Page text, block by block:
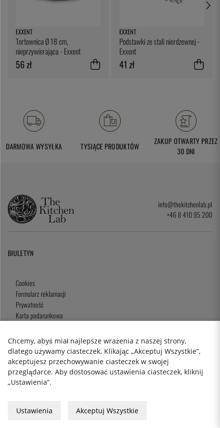
EXXENT
Tortownica Ø 18 cm,
nieprzywierająca - Exxent
56 zł
EXXENT
Podstawki ze stali nierdzewnej -
Exxent
41 zł
DARMOWA WYSYŁKA TYSIĄCE PRODUKTÓW
ZAKUP OTWARTY PRZEZ
30 DNI
info@thekitchenlab.pl
+46 8 410 95 200
BIULETYN
Cookies
Formularz reklamacji
Prywatność
Karta podarunkowa
2026 KitchenLab AB
Chcemy, abyś miał najlepsze wrażenia z naszej strony,
dlatego używamy ciasteczek. Klikając „Akceptuj Wszystkie”,
akceptujesz przechowywanie ciasteczek w swojej
przeglądarce. Aby dostosować ustawienia ciasteczek, kliknij
„Ustawienia”.
Ustawienia Akceptuj Wszystkie